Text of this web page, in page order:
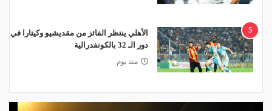
5
الأهلي ينتظر الفائز من مقديشيو وكيتارا في
دور الـ 32 بالكونفدرالية
منذ يوم